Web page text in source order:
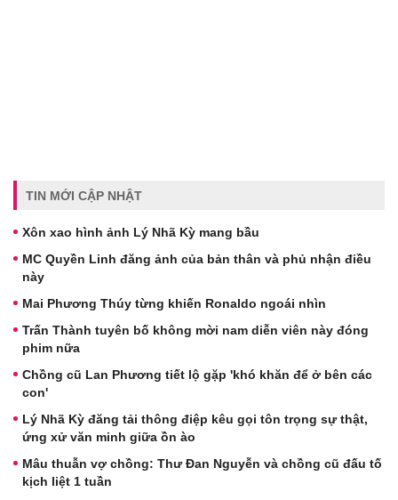
TIN MỚI CẬP NHẬT
Xôn xao hình ảnh Lý Nhã Kỳ mang bầu
MC Quyền Linh đăng ảnh của bản thân và phủ nhận điều
này
Mai Phương Thúy từng khiến Ronaldo ngoái nhìn
Trấn Thành tuyên bố không mời nam diễn viên này đóng
phim nữa
Chồng cũ Lan Phương tiết lộ gặp 'khó khăn để ở bên các
con'
Lý Nhã Kỳ đăng tải thông điệp kêu gọi tôn trọng sự thật,
ứng xử văn minh giữa ồn ào
Mâu thuẫn vợ chồng: Thư Đan Nguyễn và chồng cũ đấu tố
kịch liệt 1 tuần